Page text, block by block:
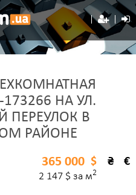
НА УЛ.
ПЕРЕУЛОК В
РАЙОНЕ
$ ₴ €
365 000
2 147 $ за м2